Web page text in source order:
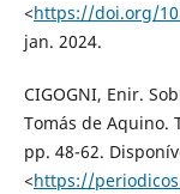
<https://doi.org/
jan. 2024.
CIGOGNI, Enir.
Tomás de Aquino.
pp. 48-62.
<https://